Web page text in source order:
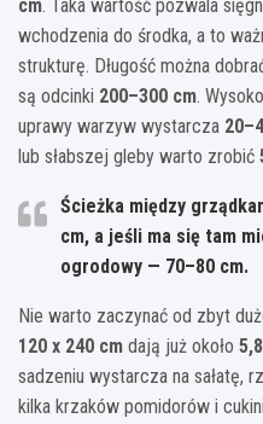
cm. Taka wartość pozwala
wchodzenia do środka, a to
strukturę. Długość można
są odcinki 200–300 cm.
uprawy warzyw wystarcza
lub słabszej gleby warto zrobić
Ścieżka między
cm, a jeśli ma się tam
ogrodowy — 70–80 cm.
Nie warto zaczynać od zbyt
120 x 240 cm dają już około
sadzeniu wystarcza na sałatę,
kilka krzaków pomidorów i